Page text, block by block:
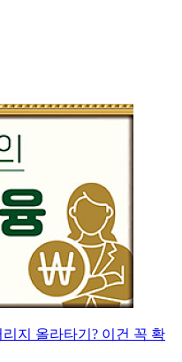
지 올라타기? 이건 꼭 확